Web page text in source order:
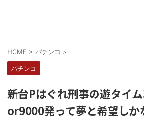
HOME > パチンコ >
パチンコ
新台Pはぐれ刑事の遊タイ
or9000発って夢と希望しか